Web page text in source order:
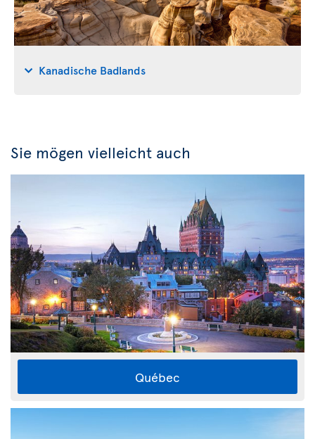
Kanadische Badlands
Sie mögen vielleicht auch
Québec